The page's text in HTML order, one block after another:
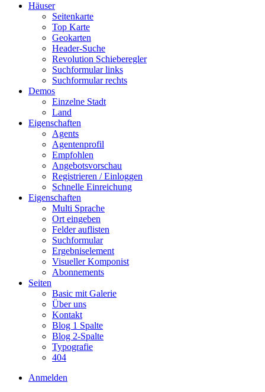
Häuser
Seitenkarte
Top Karte
Geokarten
Header-Suche
Revolution Schieberegler
Suchformular links
Suchformular rechts
Demos
Einzelne Stadt
Land
Eigenschaften
Agents
Agentenprofil
Empfohlen
Angebotsvorschau
Registrieren / Einloggen
Schnelle Einreichung
Eigenschaften
Multi Sprache
Ort eingeben
Felder auflisten
Suchformular
Ergebniselement
Visueller Komponist
Abonnements
Seiten
Basic mit Galerie
Über uns
Kontakt
Blog 1 Spalte
Blog 2-Spalte
Typografie
404
Anmelden